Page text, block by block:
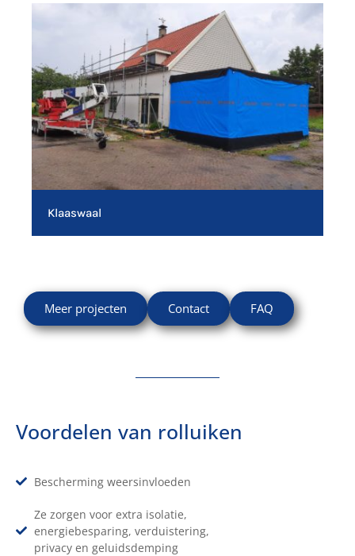
Klaaswaal
Meer projecten Contact FAQ
Voordelen van rolluiken
Bescherming weersinvloeden
Ze zorgen voor extra isolatie,
energiebesparing, verduistering,
privacy en geluidsdemping